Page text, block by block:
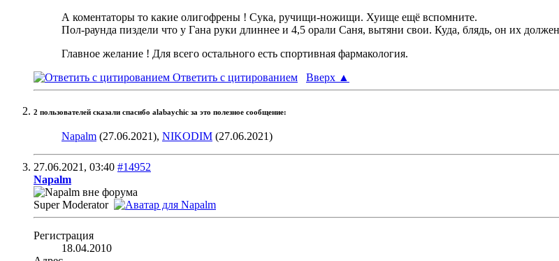
А коментаторы то какие олигофрены ! Сука, ручищи-ножищи. Хуище ещё вспомните.
Пол-раунда пиздели что у Гана руки длиннее и 4,5 орали Саня, вытяни свои. Куда, блядь, он их
Главное желание ! Для всего остального есть спортивная фармакология.
Ответить с цитированием
Вверх ▲
2 пользователей сказали cпасибо alabaychic за это полезное сообщение:
Napalm (27.06.2021), NIKODIM (27.06.2021)
27.06.2021, 03:40 #14952
Napalm
Super Moderator
Регистрация
18.04.2010